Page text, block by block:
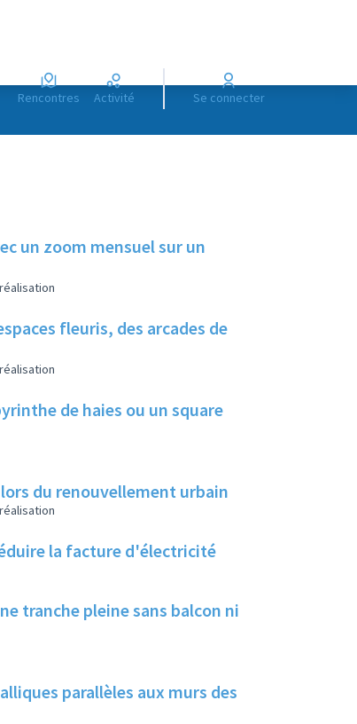
Rencontres Activité Se connecter
un zoom mensuel sur un
fleuris, des arcades de
de haies ou un square
lors du renouvellement urbain
la facture d'électricité
tranche pleine sans balcon ni
parallèles aux murs des